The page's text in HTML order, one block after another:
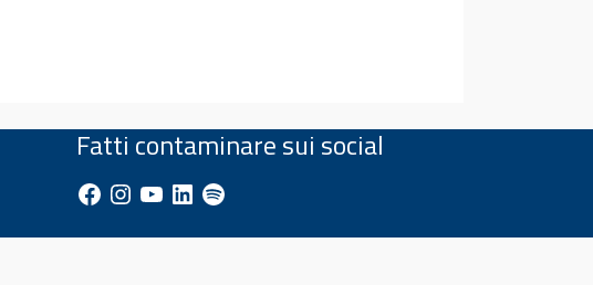
Fatti contaminare sui social
Facebook
Instagram
YouTube
LinkedInSpotify